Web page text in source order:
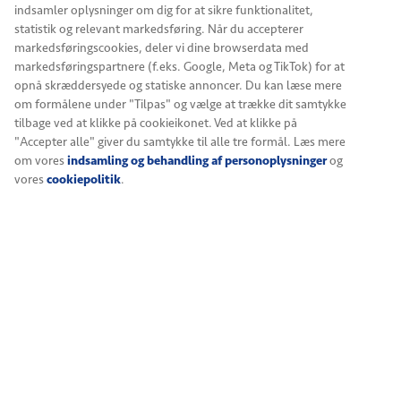
alkohol eller slet ingen. Vores bartender tilpasser smag
og stil, så det alkoholfri føles lige så gennemtænkt som
resten.
Vil du have et indtryk af stedet og atmosfæren, kan du
besøge Den Fede Drue her:Læs mere .Se mere
Teambuilding med cocktails –
fleksibilitet, niveau og fælles
indsamler oplysninger om dig for at sikre funktionalitet,
statistik og relevant markedsføring. Når du accepterer
markedsføringscookies, deler vi dine browserdata med
markedsføringspartnere (f.eks. Google, Meta og TikTok) for at
opnå skræddersyede og statiske annoncer. Du kan læse mere
om formålene under "Tilpas" og vælge at trække dit samtykke
tilbage ved at klikke på cookieikonet. Ved at klikke på
"Accepter alle" giver du samtykke til alle tre formål. Læs mere
om voresindsamling og behandling af personoplysningerog
vorescookiepolitik.